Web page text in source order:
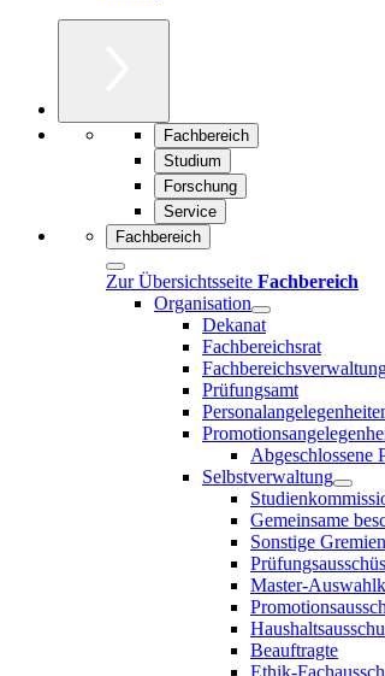
Fachbereich
Studium
Forschung
Service
Fachbereich
Zur Übersichtsseite Fachbereich
Organisation
Dekanat
Fachbereichsrat
Prüfungsamt
Abgeschlossene
Selbstverwaltung
Gemeinsame
Sonstige Gremien
Master-
Beauftragte
Ethik-